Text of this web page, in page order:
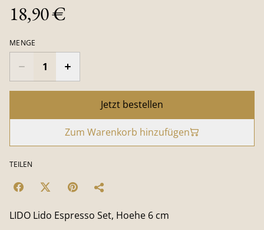
18,90 €
MENGE
Jetzt bestellen
Zum Warenkorb hinzufügen
TEILEN
LIDO Lido Espresso Set, Hoehe 6 cm